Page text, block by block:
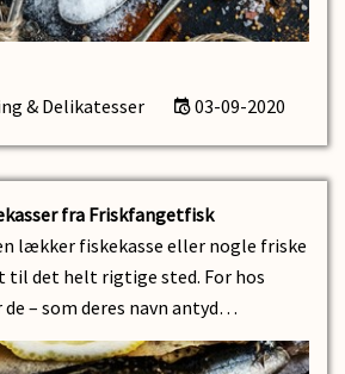
& Delikatesser
03-09-2020
fra Friskfangetfisk
lækker fiskekasse eller nogle friske
til det helt rigtige sted. For hos
– som deres navn antyd…